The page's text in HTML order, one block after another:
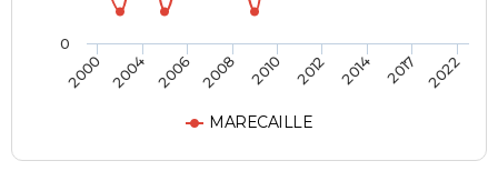
MARECAILLE
2000 2004 2006 2008 2010 2012 2014 2017 2022
0